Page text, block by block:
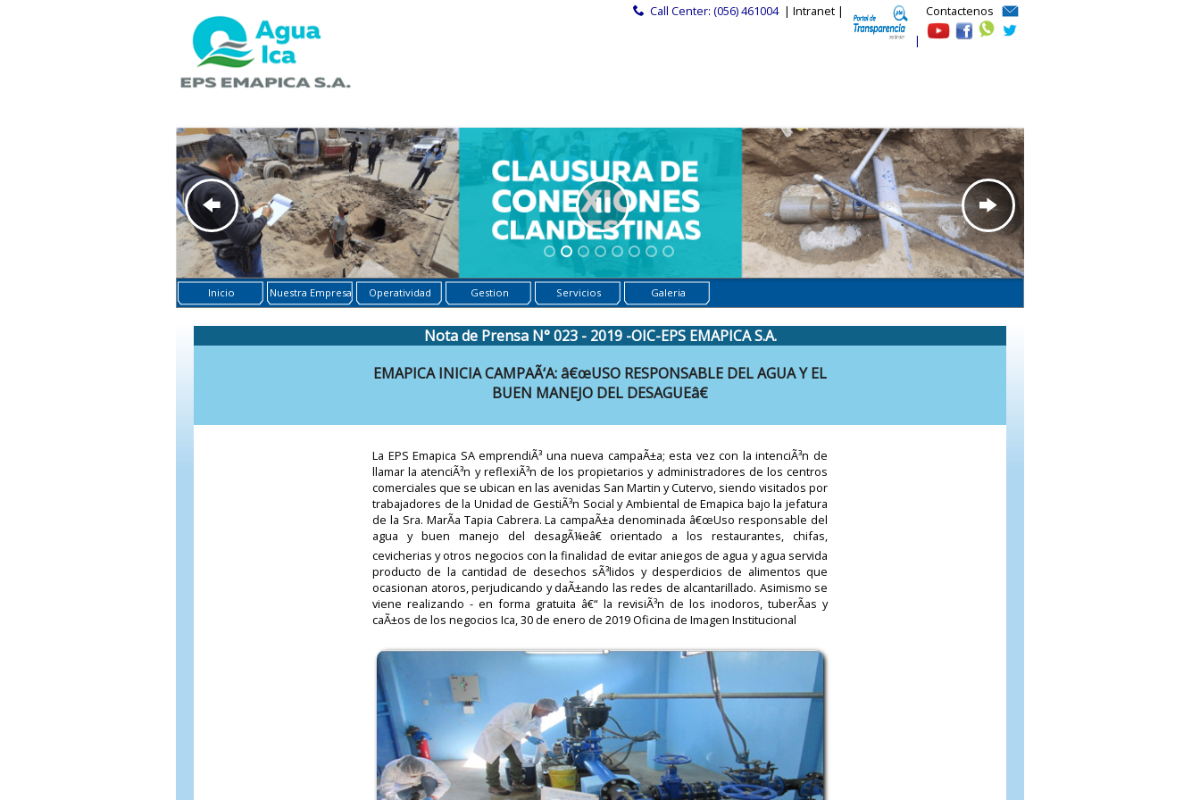
Call Center: (056) 461004 | Intranet |
|
Contactenos
Inicio Nuestra Empresa Operatividad Gestion Servicios Galeria
Nota de Prensa N° 023 - 2019 -OIC-EPS EMAPICA S.A.
EMAPICA INICIA CAMPAÃ‘A: â€œUSO RESPONSABLE DEL AGUA Y EL
BUEN MANEJO DEL DESAGUEâ€
La EPS Emapica SA emprendiÃ³ una nueva campaÃ±a; esta vez con la intenciÃ³n de
llamar la atenciÃ³n y reflexiÃ³n de los propietarios y administradores de los centros
comerciales que se ubican en las avenidas San Martin y Cutervo, siendo visitados por
trabajadores de la Unidad de GestiÃ³n Social y Ambiental de Emapica bajo la jefatura
de la Sra. MarÃ­a Tapia Cabrera. La campaÃ±a denominada â€œUso responsable del
agua y buen manejo del desagÃ¼eâ€ orientado a los restaurantes, chifas,
cevicherias y otros negocios con la finalidad de evitar aniegos de agua y agua servida
producto de la cantidad de desechos sÃ³lidos y desperdicios de alimentos que
ocasionan atoros, perjudicando y daÃ±ando las redes de alcantarillado. Asimismo se
viene realizando - en forma gratuita â€“ la revisiÃ³n de los inodoros, tuberÃ­as y
caÃ±os de los negocios Ica, 30 de enero de 2019 Oficina de Imagen Institucional